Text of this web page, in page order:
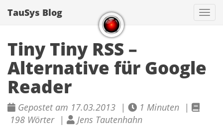
TauSys Blog
Tiny Tiny RSS –
Alternative für Google
Reader
Gepostet am 17.03.2013 |
1 Minuten |
198 Wörter |
Jens Tautenhahn